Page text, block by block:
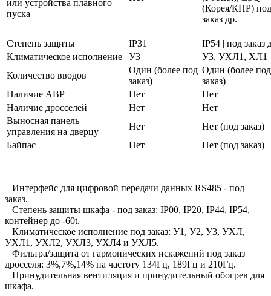
или устройства плавного
пуска
(Корея/КНР) под
заказ др.
Степень защиты IP31
IP54 | под заказ
Климатическое исполнение
У3
У3, УХЛ1, ХЛ1
Количество вводов
Один (более под
заказ)
Один (более под
заказ)
Наличие АВР
Нет
Нет
Наличие дросселей
Нет
Нет
Выносная панель
управления на дверцу
Нет
Нет (под заказ)
Байпас
Нет Нет (под заказ)
Интерфейс для цифровой передачи данных RS485 - под
заказ.
Степень защиты шкафа - под заказ: IP00, IP20, IP44, IP54,
контейнер до -60t.
Климатическое исполнение под заказ: У1, У2, У3, УХЛ,
УХЛ1, УХЛ2, УХЛ3, УХЛ4 и УХЛ5.
Фильтра/защита от гармонических искажений под заказ
дросселя: 3%,7%,14% на частоту 134Гц, 189Гц и 210Гц.
Принудительная вентиляция и принудительный обогрев для
шкафа.